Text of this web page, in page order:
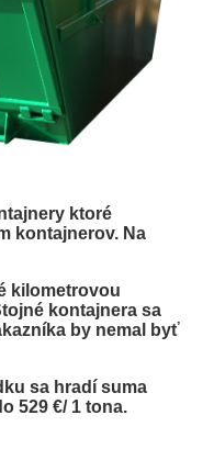
ktoré
kontajnerov. Na
kilometrovou
kontajnera sa
by nemal byť
sa hradí suma
529 €/ 1 tona.